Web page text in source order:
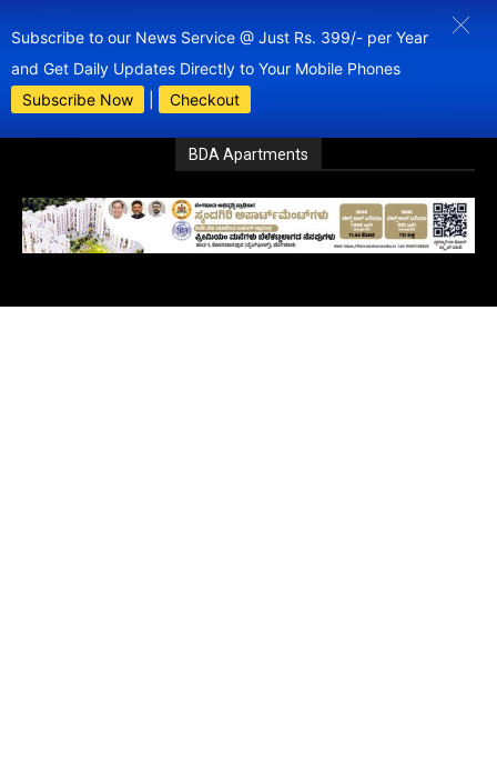
Subscribe to our News Service @ Just Rs. 399/- per Year
and Get Daily Updates Directly to Your Mobile Phones
Subscribe Now
Checkout
BDA Apartments